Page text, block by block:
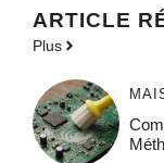
ARTICLE
Plus